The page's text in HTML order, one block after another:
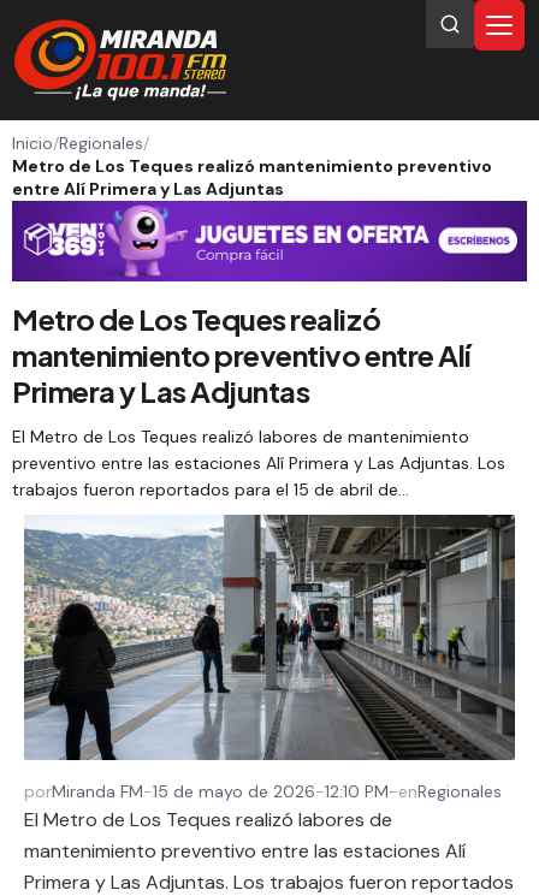
Inicio/Regionales/
Metro de Los Teques realizó mantenimiento preventivo
entre Alí Primera y Las Adjuntas
Metro de Los Teques realizó
mantenimiento preventivo entre Alí
Primera y Las Adjuntas
El Metro de Los Teques realizó labores de mantenimiento
preventivo entre las estaciones Alí Primera y Las Adjuntas. Los
trabajos fueron reportados para el 15 de abril de…
porMiranda FM-15 de mayo de 2026-12:10 PM-enRegionales
El Metro de Los Teques realizó labores de
mantenimiento preventivo entre las estaciones Alí
Primera y Las Adjuntas. Los trabajos fueron reportados